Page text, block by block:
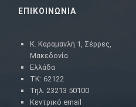
ΕΠΙΚΟΙΝΩΝΙΑ
Κ. Καραμανλή 1, Σέρρες,
Μακεδονία
Ελλάδα
ΤΚ: 62122
Τηλ. 23213 50100
Κεντρικό email